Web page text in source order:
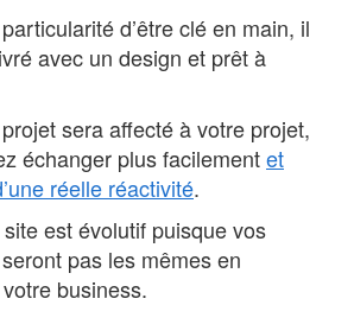
d’être clé en main, il
avec un design et prêt à
sera affecté à votre projet,
échanger plus facilementet
réelle réactivité.
est évolutif puisque vos
pas les mêmes en
business.